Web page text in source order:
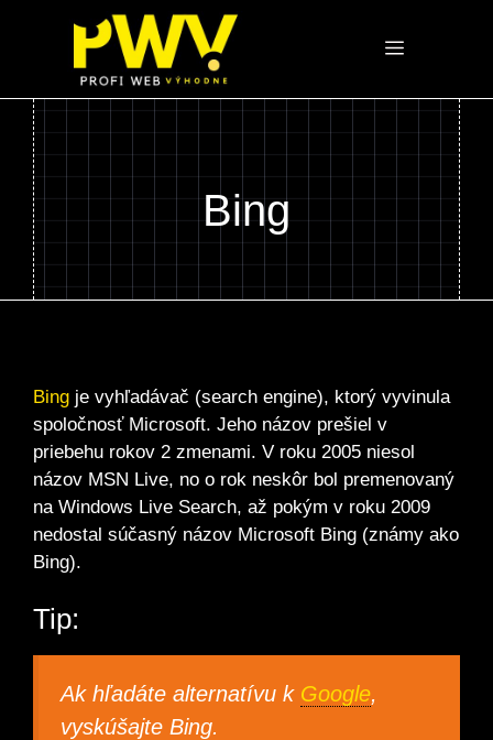
Menu
Bing
Bing je vyhľadávač (search engine), ktorý vyvinula
spoločnosť Microsoft. Jeho názov prešiel v
priebehu rokov 2 zmenami. V roku 2005 niesol
názov MSN Live, no o rok neskôr bol premenovaný
na Windows Live Search, až pokým v roku 2009
nedostal súčasný názov Microsoft Bing (známy ako
Bing).
Tip:
Ak hľadáte alternatívu k Google,
vyskúšajte Bing.